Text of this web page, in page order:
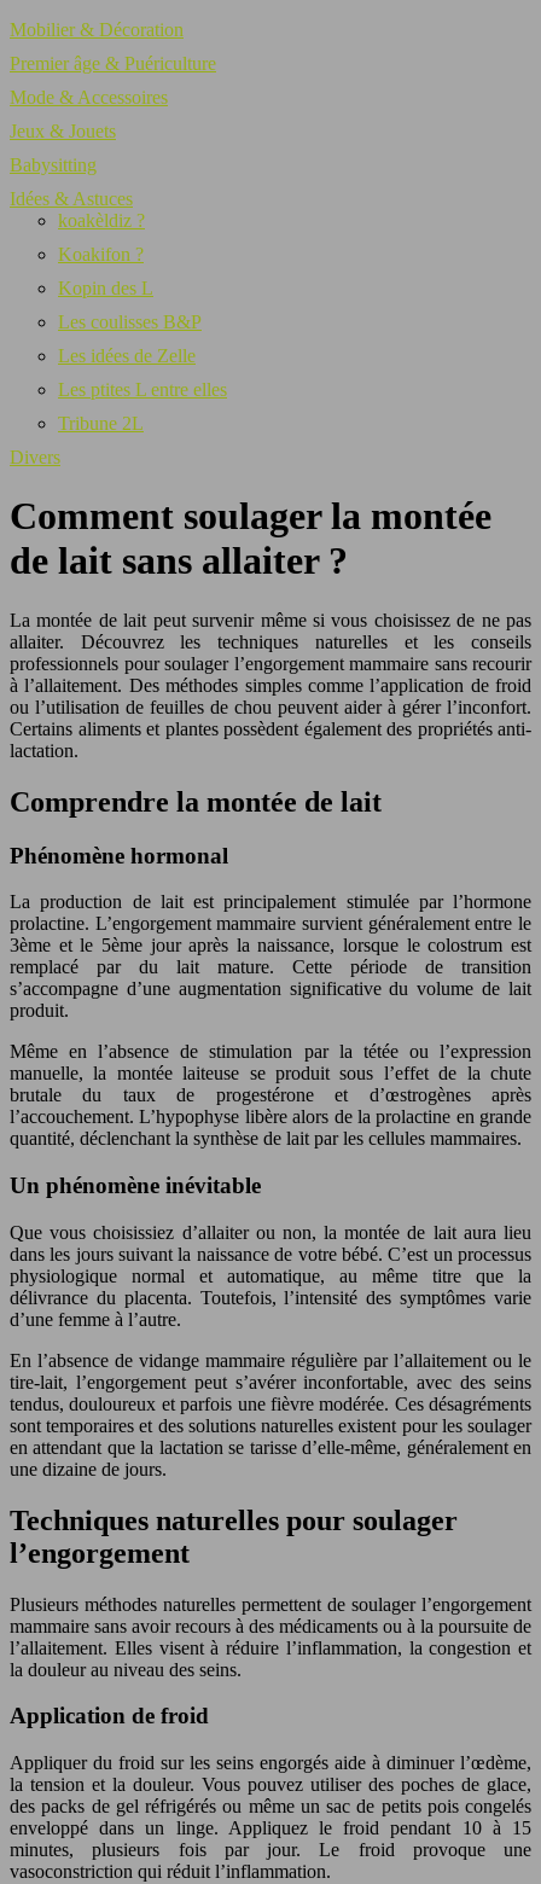
Mobilier & Décoration
Premier âge & Puériculture
Mode & Accessoires
Jeux & Jouets
Babysitting
Idées & Astuces
koakèldiz ?
Koakifon ?
Kopin des L
Les coulisses B&P
Les idées de Zelle
Les ptites L entre elles
Tribune 2L
Divers
Comment soulager la montée
de lait sans allaiter ?
La montée de lait peut survenir même si vous choisissez de ne pas
allaiter. Découvrez les techniques naturelles et les conseils
professionnels pour soulager l’engorgement mammaire sans recourir
à l’allaitement. Des méthodes simples comme l’application de froid
ou l’utilisation de feuilles de chou peuvent aider à gérer l’inconfort.
Certains aliments et plantes possèdent également des propriétés anti-
lactation.
Comprendre la montée de lait
Phénomène hormonal
La production de lait est principalement stimulée par l’hormone
prolactine. L’engorgement mammaire survient généralement entre le
3ème et le 5ème jour après la naissance, lorsque le colostrum est
remplacé par du lait mature. Cette période de transition
s’accompagne d’une augmentation significative du volume de lait
produit.
Même en l’absence de stimulation par la tétée ou l’expression
manuelle, la montée laiteuse se produit sous l’effet de la chute
brutale du taux de progestérone et d’œstrogènes après
l’accouchement. L’hypophyse libère alors de la prolactine en grande
quantité, déclenchant la synthèse de lait par les cellules mammaires.
Un phénomène inévitable
Que vous choisissiez d’allaiter ou non, la montée de lait aura lieu
dans les jours suivant la naissance de votre bébé. C’est un processus
physiologique normal et automatique, au même titre que la
délivrance du placenta. Toutefois, l’intensité des symptômes varie
d’une femme à l’autre.
En l’absence de vidange mammaire régulière par l’allaitement ou le
tire-lait, l’engorgement peut s’avérer inconfortable, avec des seins
tendus, douloureux et parfois une fièvre modérée. Ces désagréments
sont temporaires et des solutions naturelles existent pour les soulager
en attendant que la lactation se tarisse d’elle-même, généralement en
une dizaine de jours.
Techniques naturelles pour soulager
l’engorgement
Plusieurs méthodes naturelles permettent de soulager l’engorgement
mammaire sans avoir recours à des médicaments ou à la poursuite de
l’allaitement. Elles visent à réduire l’inflammation, la congestion et
la douleur au niveau des seins.
Application de froid
Appliquer du froid sur les seins engorgés aide à diminuer l’œdème,
la tension et la douleur. Vous pouvez utiliser des poches de glace,
des packs de gel réfrigérés ou même un sac de petits pois congelés
enveloppé dans un linge. Appliquez le froid pendant 10 à 15
minutes, plusieurs fois par jour. Le froid provoque une
vasoconstriction qui réduit l’inflammation.